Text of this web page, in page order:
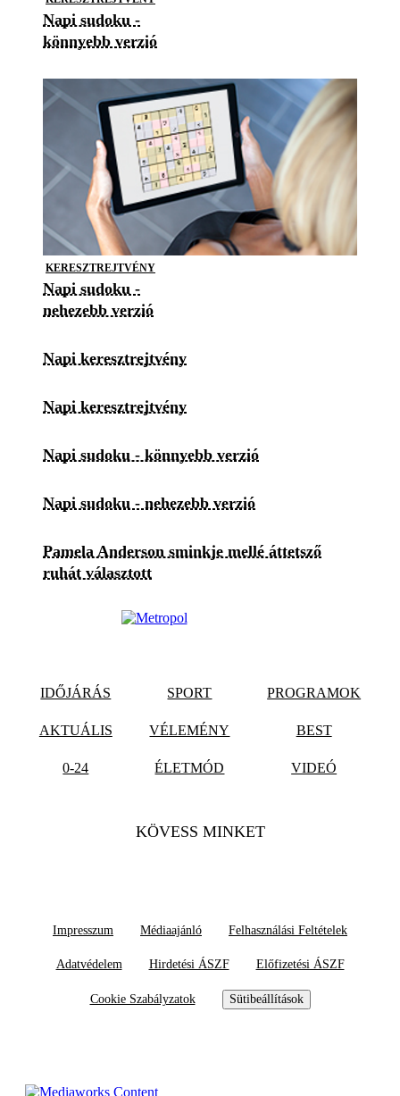
Napi sudoku -
könnyebb verzió
KERESZTREJTVÉNY
Napi sudoku -
nehezebb verzió
Napi keresztrejtvény
Napi keresztrejtvény
Napi sudoku - könnyebb verzió
Napi sudoku - nehezebb verzió
Pamela Anderson sminkje mellé áttetsző
ruhát választott
IDŐJÁRÁS SPORT PROGRAMOK
AKTUÁLIS VÉLEMÉNY BEST
0-24 ÉLETMÓD VIDEÓ
KÖVESS MINKET
Impresszum Médiaajánló Felhasználási Feltételek
Adatvédelem Hirdetési ÁSZF Előfizetési ÁSZF
Cookie Szabályzatok Sütibeállítások